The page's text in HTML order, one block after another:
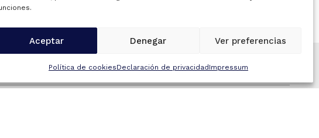
Aceptar Denegar Ver preferencias
Política de cookiesDeclaración de privacidadImpressum